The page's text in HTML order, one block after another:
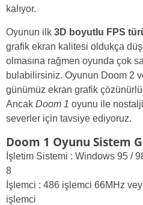
kalıyor.
Oyunun ilk 3D boyutlu FPS
grafik ekran kalitesi oldukça
olmasına rağmen oyunda çok
bulabilirsiniz. Oyunun Doom 2
günümüz ekran grafik
Ancak Doom 1 oyunu ile
severler için tavsiye ediyoruz.
Doom 1 Oyunu Sistem
İşletim Sistemi : Windows 95 /
8
İşlemci : 486 işlemci 66MHz
işlemci